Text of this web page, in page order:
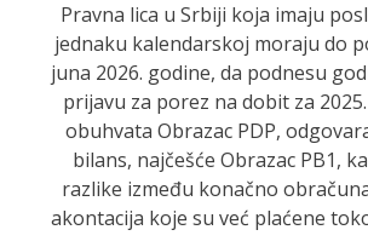
Pravna lica u Srbiji koja imaju
jednaku kalendarskoj moraju do
juna 2026. godine, da podnesu
prijavu za porez na dobit za
obuhvata Obrazac PDP,
bilans, najčešće Obrazac PB1,
razlike između konačno
akontacija koje su već plaćene